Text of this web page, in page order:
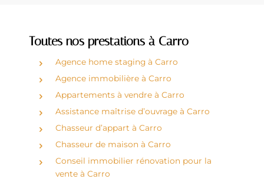
Toutes nos prestations à Carro
Agence home staging à Carro
Agence immobilière à Carro
Appartements à vendre à Carro
Assistance maîtrise d’ouvrage à Carro
Chasseur d’appart à Carro
Chasseur de maison à Carro
Conseil immobilier rénovation pour la
vente à Carro